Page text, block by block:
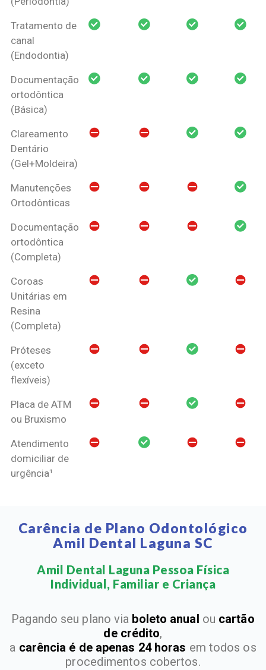
Tratamento de
canal
(Endodontia)
Documentação
ortodôntica
(Básica)
Clareamento
Dentário
(Gel+Moldeira)
Manutenções
Ortodônticas
Documentação
ortodôntica
(Completa)
Coroas
Unitárias em
Resina
(Completa)
Próteses
(exceto
flexíveis)
Placa de ATM
ou Bruxismo
Atendimento
domiciliar de
urgência¹
Carência de Plano Odontológico
Amil Dental Laguna SC
Amil Dental Laguna Pessoa Física
Individual, Familiar e Criança​
Pagando seu plano via boleto anual ou cartão
de crédito,
a carência é de apenas 24 horas em todos os
procedimentos cobertos.